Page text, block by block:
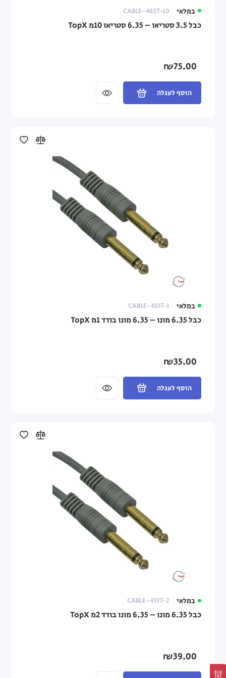
במלאי CABLE-462T-10
כבל 3.5 סטריאו – 6.35 סטריאו 10מ TopX
₪75.00
הוסף לעגלה
במלאי CABLE-453T-1
כבל 6.35 מונו – 6.35 מונו בודד 1מ TopX
₪35.00
הוסף לעגלה
במלאי CABLE-453T-2
כבל 6.35 מונו – 6.35 מונו בודד 2מ TopX
₪39.00